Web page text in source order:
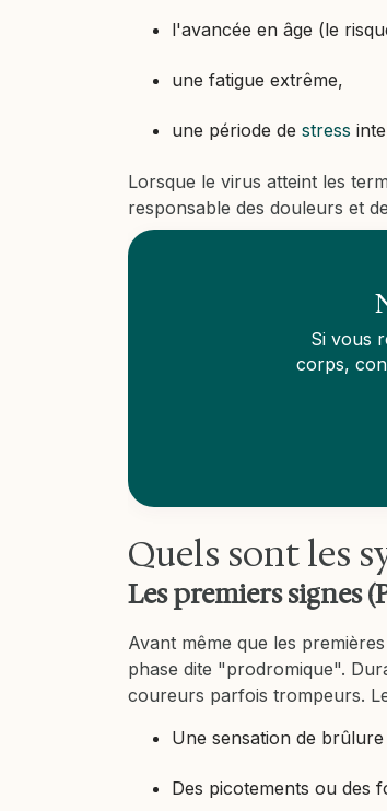
l'avancée en âge (le
une fatigue extrême,
une période de stress
Lorsque le virus atteint les
responsable des douleurs et
Si vous
corps,
Quels sont les
Les premiers signes
Avant même que les
phase dite "prodromique".
coureurs parfois trompeurs.
Une sensation de brûlure
Des picotements ou des